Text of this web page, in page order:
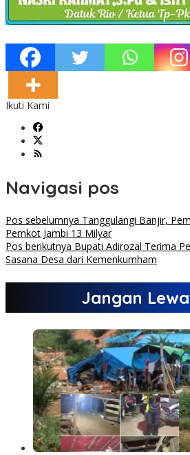
Ikuti Kami
Navigasi pos
Pos sebelumnya Tanggulangi Banjir,
Pemkot Jambi 13 Milyar
Pos berikutnya Bupati Adirozal Terima
Sasana Desa dari Kemenkumham
Jangan